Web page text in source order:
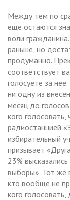
Между тем по
еще остаются
воли
раньше, но
продуманно.
соответствует
голосуете за
ни одну из
месяц до
кого
радиостанцией
избирательный
призывает
23%
выборы». Тот же
кто вообще не
кого голосовать,